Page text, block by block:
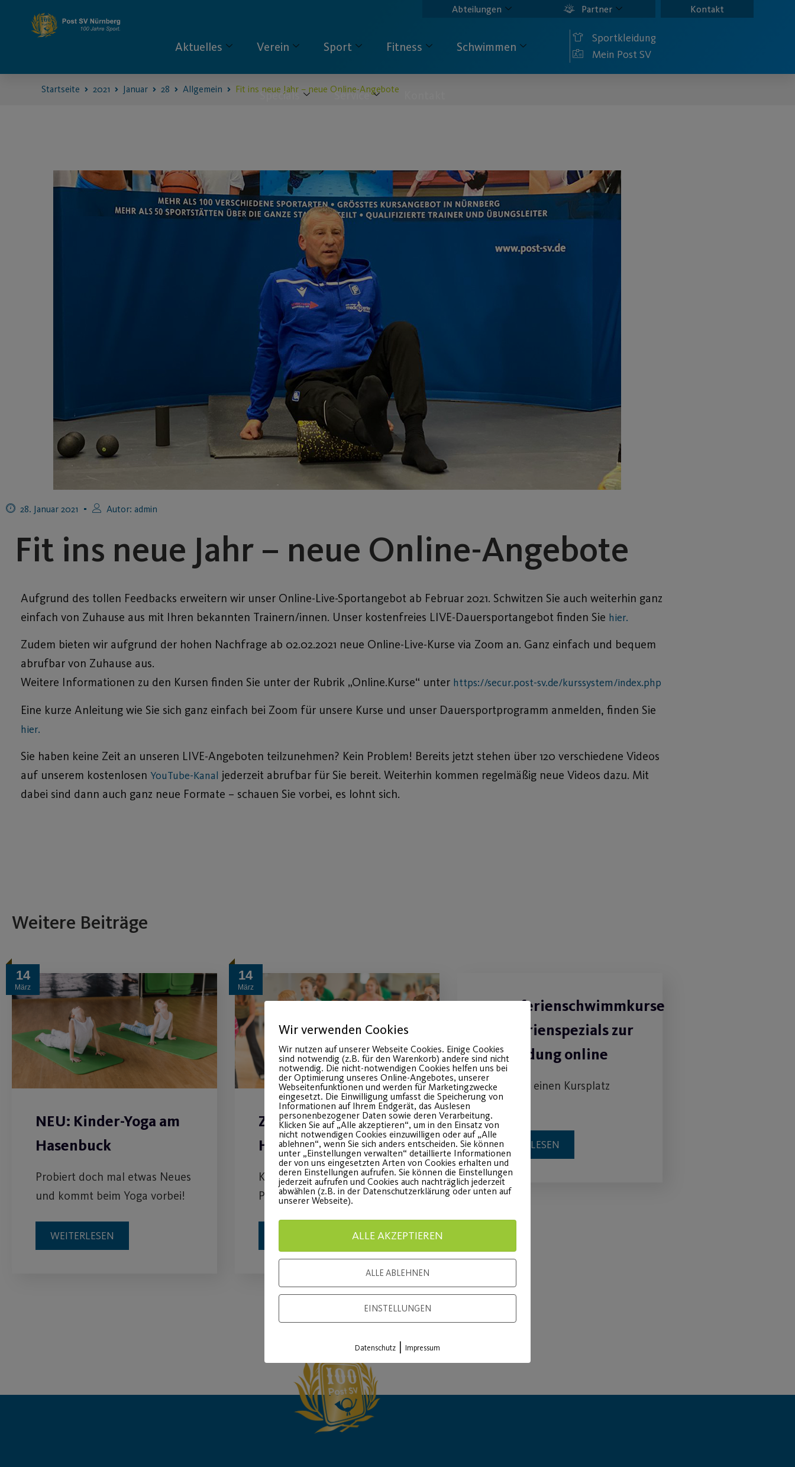
Abteilungen Partner Kontakt
Aktuelles Verein Sport Fitness Schwimmen
Specials Service
Sportkleidung
Mein Post SV
Startseite 2021 Januar 28 Allgemein Fit ins neue Jahr – neue Online-Angebote
28. Januar 2021 Autor: admin
Fit ins neue Jahr – neue Online-Angebote
Aufgrund des tollen Feedbacks erweitern wir unser Online-Live-Sportangebot ab Februar 2021. Schwitzen Sie auch weiterhin ganz
einfach von Zuhause aus mit Ihren bekannten Trainern/innen. Unser kostenfreies LIVE-Dauersportangebot finden Sie hier.
Zudem bieten wir aufgrund der hohen Nachfrage ab 02.02.2021 neue Online-Live-Kurse via Zoom an. Ganz einfach und bequem
abrufbar von Zuhause aus.
Weitere Informationen zu den Kursen finden Sie unter der Rubrik „Online.Kurse“ unter https://secur.post-sv.de/kurssystem/index.php
Eine kurze Anleitung wie Sie sich ganz einfach bei Zoom für unsere Kurse und unser Dauersportprogramm anmelden, finden Sie
hier.
Sie haben keine Zeit an unseren LIVE-Angeboten teilzunehmen? Kein Problem! Bereits jetzt stehen über 120 verschiedene Videos
auf unserem kostenlosen YouTube-Kanal jederzeit abrufbar für Sie bereit. Weiterhin kommen regelmäßig neue Videos dazu. Mit
dabei sind dann auch ganz neue Formate – schauen Sie vorbei, es lohnt sich.
Weitere Beiträge
14
März
NEU: Kinder-Yoga am
Hasenbuck
Probiert doch mal etwas Neues
und kommt beim Yoga vorbei!
WEITERLESEN
14
März
Zumba®-Kids am
Hasenbuck
Kommt gerne mal zu einer
Probestunde vorbei!
Osterferienschwimmkurse
und Ferienspezials zur
Anmeldung online
Jetzt noch einen Kursplatz
sichern!
WEITERLESEN
Load More
Wir verwenden Cookies
Wir nutzen auf unserer Webseite Cookies. Einige Cookies
sind notwendig (z.B. für den Warenkorb) andere sind nicht
notwendig. Die nicht-notwendigen Cookies helfen uns bei
der Optimierung unseres Online-Angebotes, unserer
Webseitenfunktionen und werden für Marketingzwecke
eingesetzt. Die Einwilligung umfasst die Speicherung von
Informationen auf Ihrem Endgerät, das Auslesen
personenbezogener Daten sowie deren Verarbeitung.
Klicken Sie auf „Alle akzeptieren“, um in den Einsatz von
nicht notwendigen Cookies einzuwilligen oder auf „Alle
ablehnen“, wenn Sie sich anders entscheiden. Sie können
unter „Einstellungen verwalten“ detaillierte Informationen
der von uns eingesetzten Arten von Cookies erhalten und
deren Einstellungen aufrufen. Sie können die Einstellungen
jederzeit aufrufen und Cookies auch nachträglich jederzeit
abwählen (z.B. in der Datenschutzerklärung oder unten auf
unserer Webseite).
ALLE AKZEPTIEREN
ALLE ABLEHNEN
EINSTELLUNGEN
Datenschutz | Impressum